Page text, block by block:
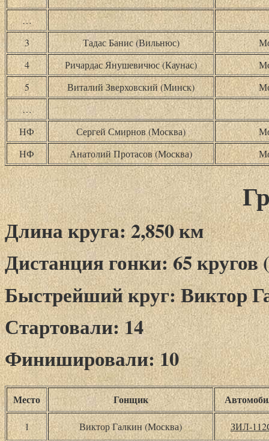
…
3
Тадас Банис (Вильнюс)
4
Ричардас Янушевичюс (Каунас)
5
Виталий Зверховский (Минск)
…
НФ
Сергей Смирнов (Москва)
НФ
Анатолий Протасов (Москва)
Длина круга: 2,850 км
Дистанция гонки: 65 кругов
Быстрейший круг: Виктор
Стартовали: 14
Финишировали: 10
Место Гонщик
1 Виктор Галкин (Москва) ЗИЛ-